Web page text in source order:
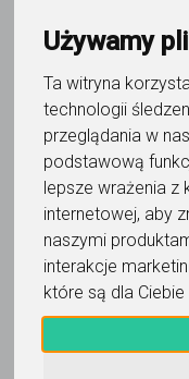
Używamy
Ta witryna
technologii
przeglądania w
podstawową
lepsze wrażenia z
internetowej, aby
naszymi
interakcje
które są dla
11
Samoobrona
samoobrona
Thomas